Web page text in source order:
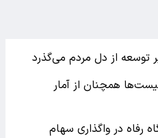
توسعه از دل مردم می‌گذرد
همچنان از آمار
رفاه در واگذاری سهام